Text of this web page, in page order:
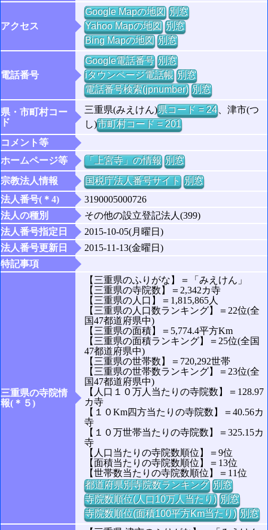
アクセス
Google Mapの地図 別窓
Yahoo Mapの地図 別窓
Bing Mapの地図 別窓
電話番号
Google電話番号 別窓
iタウンページ電話帳 別窓
電話番号検索(jpnumber) 別窓
県・市町村コー
ド
三重県(みえけん)県コード = 24、津市(つ
し)市町村コード = 201
コメント等
ホームページ等
「上宮寺」の情報 別窓
宗教法人情報
国税庁法人番号サイト 別窓
法人番号(＊4)
3190005000726
法人の種別
その他の設立登記法人(399)
法人番号指定日
2015-10-05(月曜日)
法人番号更新日
2015-11-13(金曜日)
特記事項
三重県の寺院情
報(＊５)
【三重県のふりがな】＝「みえけん」
【三重県の寺院数】＝2,342カ寺
【三重県の人口】＝1,815,865人
【三重県の人口数ランキング】＝22位(全
国47都道府県中)
【三重県の面積】＝5,774.4平方Km
【三重県の面積ランキング】＝25位(全国
47都道府県中)
【三重県の世帯数】＝720,292世帯
【三重県の世帯数ランキング】＝23位(全
国47都道府県中)
【人口１０万人当たりの寺院数】＝128.97
カ寺
【１０Km四方当たりの寺院数】＝40.56カ
寺
【１０万世帯当たりの寺院数】＝325.15カ
寺
【人口当たりの寺院数順位】＝9位
【面積当たりの寺院数順位】＝13位
【世帯数当たりの寺院数順位】＝11位
都道府県別寺院数ランキング 別窓
寺院数順位(人口10万人当たり) 別窓
寺院数順位(面積100平方Km当たり) 別窓